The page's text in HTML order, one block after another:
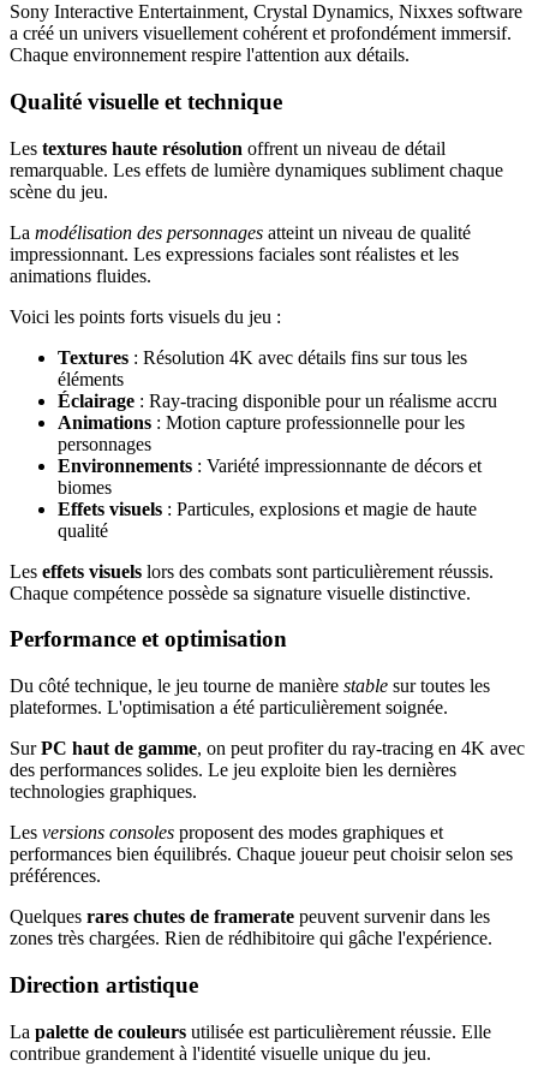
Sony Interactive Entertainment, Crystal Dynamics, Nixxes software
a créé un univers visuellement cohérent et profondément immersif.
Chaque environnement respire l'attention aux détails.
Qualité visuelle et technique
Les textures haute résolution offrent un niveau de détail
remarquable. Les effets de lumière dynamiques subliment chaque
scène du jeu.
La modélisation des personnages atteint un niveau de qualité
impressionnant. Les expressions faciales sont réalistes et les
animations fluides.
Voici les points forts visuels du jeu :
Textures : Résolution 4K avec détails fins sur tous les
éléments
Éclairage : Ray-tracing disponible pour un réalisme accru
Animations : Motion capture professionnelle pour les
personnages
Environnements : Variété impressionnante de décors et
biomes
Effets visuels : Particules, explosions et magie de haute
qualité
Les effets visuels lors des combats sont particulièrement réussis.
Chaque compétence possède sa signature visuelle distinctive.
Performance et optimisation
Du côté technique, le jeu tourne de manière stable sur toutes les
plateformes. L'optimisation a été particulièrement soignée.
SurPC haut de gamme, on peut profiter du ray-tracing en 4K avec
des performances solides. Le jeu exploite bien les dernières
technologies graphiques.
Les versions consoles proposent des modes graphiques et
performances bien équilibrés. Chaque joueur peut choisir selon ses
préférences.
Quelques rares chutes de framerate peuvent survenir dans les
zones très chargées. Rien de rédhibitoire qui gâche l'expérience.
Direction artistique
La palette de couleurs utilisée est particulièrement réussie. Elle
contribue grandement à l'identité visuelle unique du jeu.